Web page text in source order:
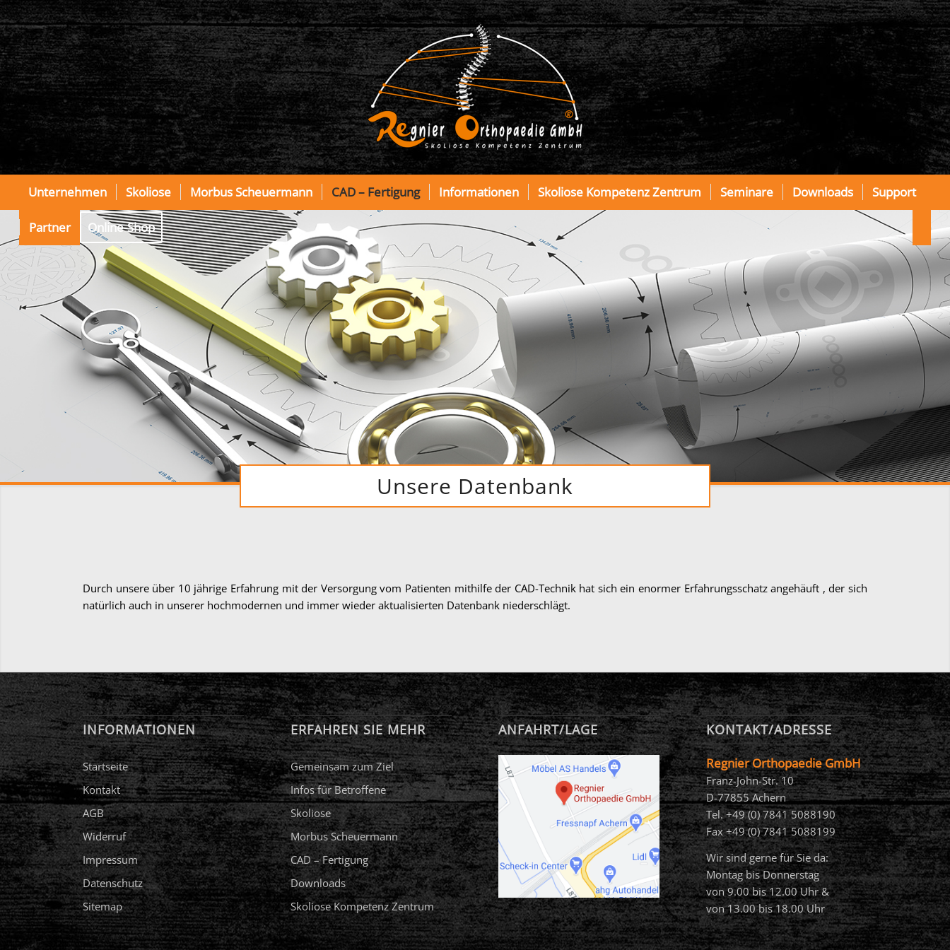
Unternehmen Skoliose Morbus Scheuermann CAD – Fertigung Informationen Skoliose Kompetenz Zentrum Seminare Downloads Support
Partner Online-Shop
Unsere Datenbank
Durch unsere über 10 jährige Erfahrung mit der Versorgung vom Patienten mithilfe der CAD-Technik hat sich ein enormer Erfahrungsschatz angehäuft , der sich
natürlich auch in unserer hochmodernen und immer wieder aktualisierten Datenbank niederschlägt.
INFORMATIONEN
Startseite
Kontakt
AGB
Widerruf
Impressum
Datenschutz
Sitemap
ERFAHREN SIE MEHR
Gemeinsam zum Ziel
Infos für Betroffene
Skoliose
Morbus Scheuermann
CAD – Fertigung
Downloads
Skoliose Kompetenz Zentrum
ANFAHRT/LAGE KONTAKT/ADRESSE
Regnier Orthopaedie GmbH
Franz-John-Str. 10
D-77855 Achern
Tel. +49 (0) 7841 5088190
Fax +49 (0) 7841 5088199
Wir sind gerne für Sie da:
Montag bis Donnerstag
von 9.00 bis 12.00 Uhr &
von 13.00 bis 18.00 Uhr